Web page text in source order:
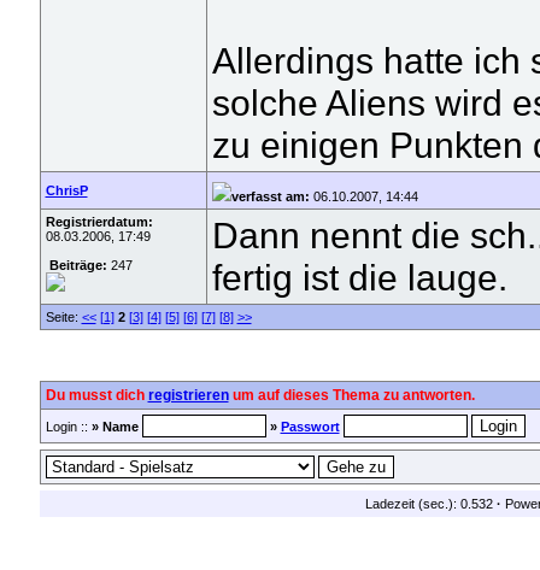
Allerdings hatte ich
solche Aliens wird
zu einigen Punkten
ChrisP verfasst am: 06.10.2007, 14:44
Registrierdatum:
08.03.2006, 17:49
Beiträge: 247
Dann nennt die
fertig ist die lauge.
Seite: << [1] 2 [3] [4] [5] [6] [7] [8] >>
Du musst dich registrierenum auf dieses Thema zu antworten.
Login :: » Name » Passwort
Ladezeit (sec.): 0.532 ·